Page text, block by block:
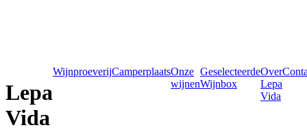
Lepa
Vida
WijnproeverijCamperplaatsOnze
wijnen
Geselecteerde
Wijnbox
Over
Lepa
Vida